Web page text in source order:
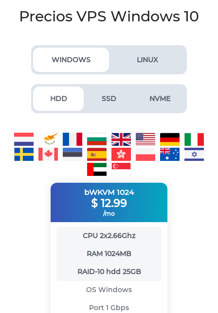
Precios VPS Windows 10
WINDOWS LINUX
HDD SSD NVME
bWKVM 1024
$ 12.99
/mo
CPU 2x2.66Ghz
RAM 1024MB
RAID-10 hdd 25GB
OS Windows
Port 1 Gbps